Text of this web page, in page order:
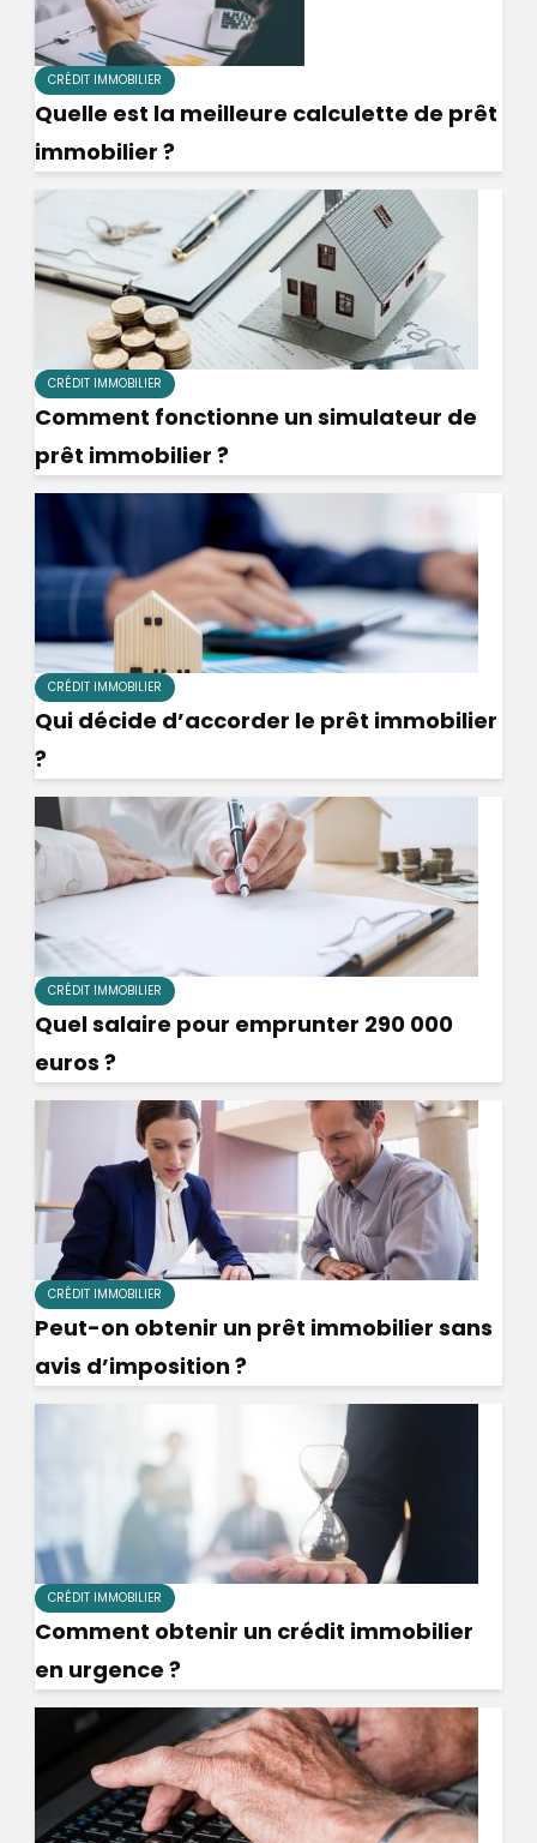
CRÉDIT IMMOBILIER
Quelle est la meilleure calculette de prêt
immobilier ?
CRÉDIT IMMOBILIER
Comment fonctionne un simulateur de
prêt immobilier ?
CRÉDIT IMMOBILIER
Qui décide d’accorder le prêt immobilier
?
CRÉDIT IMMOBILIER
Quel salaire pour emprunter 290 000
euros ?
CRÉDIT IMMOBILIER
Peut-on obtenir un prêt immobilier sans
avis d’imposition ?
CRÉDIT IMMOBILIER
Comment obtenir un crédit immobilier
en urgence ?